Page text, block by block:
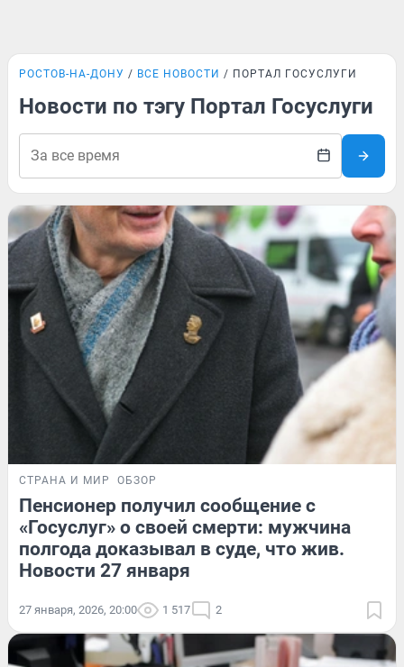
РОСТОВ-НА-ДОНУ ВСЕ НОВОСТИ ПОРТАЛ ГОСУСЛУГИ
Новости по тэгу Портал Госуслуги
СТРАНА И МИР ОБЗОР
Пенсионер получил сообщение с
«Госуслуг» о своей смерти: мужчина
полгода доказывал в суде, что жив.
Новости 27 января
27 января, 2026, 20:00 1 517 2